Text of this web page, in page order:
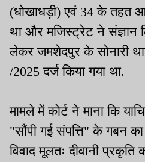
(धोखाधड़ी) एवं 34 के तहत
था और मजिस्ट्रेट ने संज्ञान
लेकर जमशेदपुर के सोनारी
/2025 दर्ज किया गया था.
मामले में कोर्ट ने माना कि
"सौंपी गई संपत्ति" के गबन
विवाद मूलतः दीवानी प्रकृति